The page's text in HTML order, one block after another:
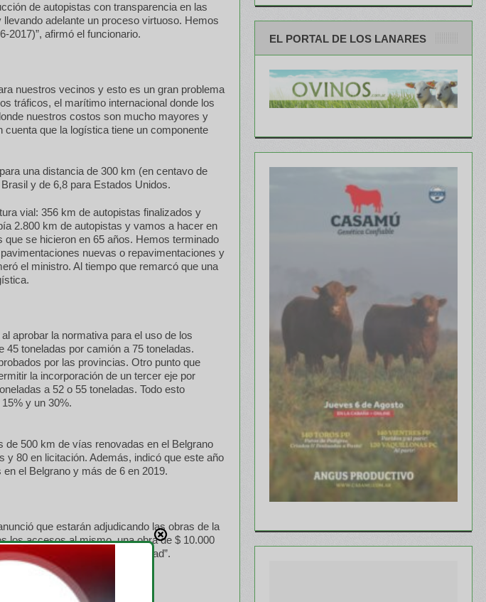
de autopistas con transparencia en las
adelante un proceso virtuoso. Hemos
2017)”, afirmó el funcionario.
nuestros vecinos y esto es un gran problema
tráficos, el marítimo internacional donde los
nuestros costos son mucho mayores y
que la logística tiene un componente
una distancia de 300 km (en centavo de
y de 6,8 para Estados Unidos.
vial: 356 km de autopistas finalizados y
2.800 km de autopistas y vamos a hacer en
se hicieron en 65 años. Hemos terminado
nuevas o repavimentaciones y
el ministro. Al tiempo que remarcó que una
aprobar la normativa para el uso de los
45 toneladas por camión a 75 toneladas.
por las provincias. Otro punto que
la incorporación de un tercer eje por
a 52 o 55 toneladas. Todo esto
y un 30%.
500 km de vías renovadas en el Belgrano
y 80 en licitación. Además, indicó que este año
el Belgrano y más de 6 en 2019.
que estarán adjudicando las obras de la
los accesos al mismo, una obra de $ 10.000
de espera y la productividad”.
EL PORTAL DE LOS LANARES